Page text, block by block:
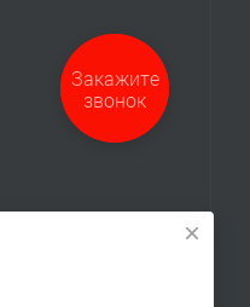
Закажите
звонок